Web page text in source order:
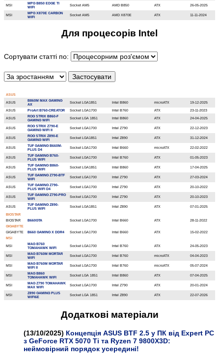
MSI
MPG B850 EDGE TI
WIFI
Socket AM5 AMD B850 ATX 26-05-2025
MSI
MPG X870E CARBON
WIFI
Socket AM5 AMD X870E ATX 11-11-2024
Для процесорів Intel
Сортувати статті по:
ASUS
ASUS
B860M MAX GAMING
AX
Socket LGA1851 Intel B860 microATX
19-12-2025
ASUS
ProArt B760-CREATOR Socket LGA1700 Intel B760 ATX
23-11-2023
ASUS
ROG STRIX B860-F
GAMING WIFI
Socket LGA 1851 Intel B860 ATX 24-04-2025
ASUS
ROG STRIX Z790-E
GAMING WIFI II
Socket LGA1700 Intel Z790 ATX 22-12-2023
ASUS
ROG STRIX Z890-E
GAMING WIFI
Socket LGA1851 Intel Z890 ATX 31-12-2024
ASUS
TUF GAMING B660M-
PLUS D4
Socket LGA1700 Intel B660 microATX 22-02-2022
ASUS
TUF GAMING B760-
PLUS WIFI
Socket LGA1700 Intel B760 ATX 01-05-2023
ASUS
TUF GAMING B860-
PLUS WIFI
Socket LGA1851 Intel B860 ATX 17-04-2025
ASUS
TUF GAMING Z790-BTF
WIFI
Socket LGA1700 Intel Z790 ATX 27-03-2024
ASUS
TUF GAMING Z790-
PLUS WIFI D4
Socket LGA1700 Intel Z790 ATX 20-10-2022
ASUS
TUF GAMING Z790-PRO
WIFI
Socket LGA1700 Intel Z790 ATX 20-10-2023
ASUS
TUF GAMING Z890-
PLUS WIFI
Socket LGA1851 Intel Z890 ATX
07-01-2025
BIOSTAR
BIOSTAR
B660GTA Socket LGA1700 Intel B660 ATX
28-11-2022
GIGABYTE
GIGABYTE
B660 GAMING X DDR4 Socket LGA1700 Intel B660 ATX
15-02-2022
MSI
MSI
MAG B760
TOMAHAWK WIFI
Socket LGA1700 Intel B760 ATX 24-05-2023
MSI
MAG B760M MORTAR
WIFI
Socket LGA1700 Intel B760 microATX 04-04-2023
MSI
MAG B760M MORTAR
WIFI II
Socket LGA1700 Intel B760 microATX 05-07-2024
MSI
MAG B860
TOMAHAWK WIFI
Socket LGA 1851 Intel B860 ATX 07-04-2025
MSI
MAG Z790 TOMAHAWK
MAX WIFI
Socket LGA1700 Intel Z790 ATX 20-01-2024
MSI
Z890 GAMING PLUS
WIFI6E
Socket LGA 1851 Intel Z890 ATX 22-07-2026
Додатковi матерiали
(13/10/2025) Концепція ASUS BTF 2.5 у ПК від Expert PC
з GeForce RTX 5070 Ti та Ryzen 7 9800X3D:
неймовірний порядок усередині!